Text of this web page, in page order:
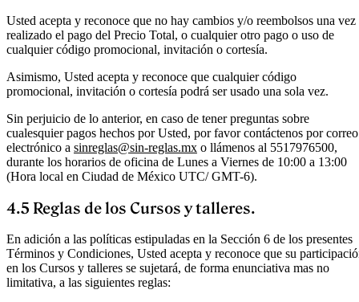
Usted acepta y reconoce que no hay cambios y/o reembolsos una vez
realizado el pago del Precio Total, o cualquier otro pago o uso de
cualquier código promocional, invitación o cortesía.
Asimismo, Usted acepta y reconoce que cualquier código
promocional, invitación o cortesía podrá ser usado una sola vez.
Sin perjuicio de lo anterior, en caso de tener preguntas sobre
cualesquier pagos hechos por Usted, por favor contáctenos por correo
electrónico a sinreglas@sin-reglas.mx o llámenos al 5517976500,
durante los horarios de oficina de Lunes a Viernes de 10:00 a 13:00
(Hora local en Ciudad de México UTC/ GMT-6).
4.5 Reglas de los Cursos y talleres.
En adición a las políticas estipuladas en la Sección 6 de los presentes
Términos y Condiciones, Usted acepta y reconoce que su
en los Cursos y talleres se sujetará, de forma enunciativa mas no
limitativa, a las siguientes reglas: